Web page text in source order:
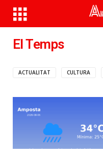
El Temps
ACTUALITAT CULTURA